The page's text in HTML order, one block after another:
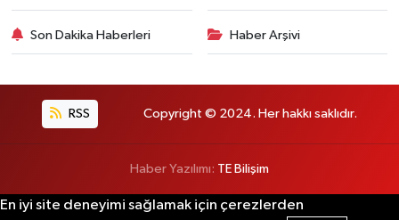
Son Dakika Haberleri Haber Arşivi
RSS Copyright © 2024. Her hakkı saklıdır.
Haber Yazılımı: TE Bilişim
En iyi site deneyimi sağlamak için çerezlerden